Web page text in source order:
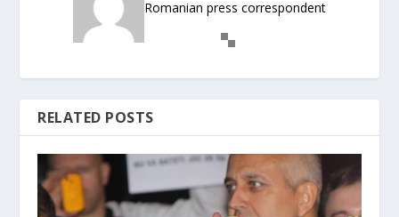
Romanian press correspondent
RELATED POSTS